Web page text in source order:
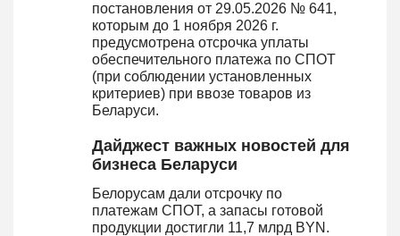
постановления от 29.05.2026 № 641,
которым до 1 ноября 2026 г.
предусмотрена отсрочка уплаты
обеспечительного платежа по СПОТ
(при соблюдении установленных
критериев) при ввозе товаров из
Беларуси.
Дайджест важных новостей для
бизнеса Беларуси
Белорусам дали отсрочку по
платежам СПОТ, а запасы готовой
продукции достигли 11,7 млрд BYN.